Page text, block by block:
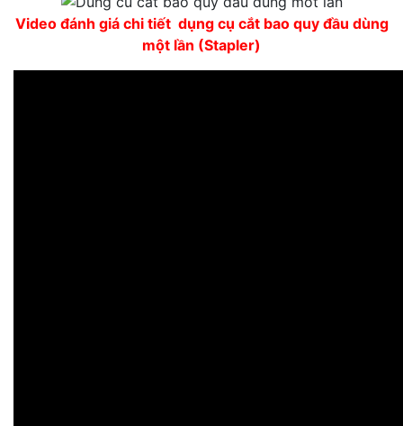
Video đánh giá chi tiết dụng cụ cắt bao quy đầu dùng
một lần (Stapler)